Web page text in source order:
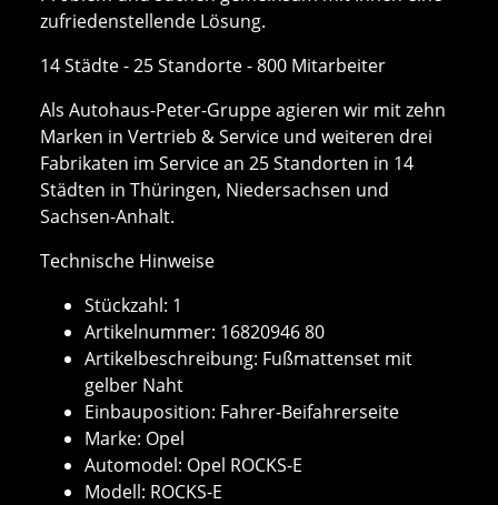
zufriedenstellende Lösung.
14 Städte - 25 Standorte - 800 Mitarbeiter
Als Autohaus-Peter-Gruppe agieren wir mit zehn
Marken in Vertrieb & Service und weiteren drei
Fabrikaten im Service an 25 Standorten in 14
Städten in Thüringen, Niedersachsen und
Sachsen-Anhalt.
Technische Hinweise
Stückzahl: 1
Artikelnummer: 16820946 80
Artikelbeschreibung: Fußmattenset mit
gelber Naht
Einbauposition: Fahrer-Beifahrerseite
Marke: Opel
Automodel: Opel ROCKS-E
Modell: ROCKS-E